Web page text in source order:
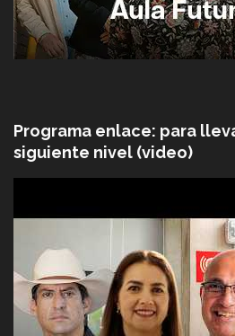
Programa enlace: para
siguiente nivel (video)